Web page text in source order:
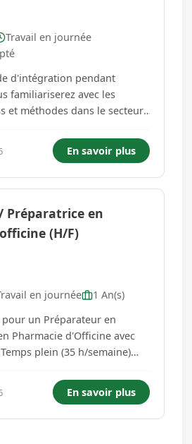
Travail en journée
d'intégration pendant
familiariserez avec les
et méthodes dans le secteur,
sourire et bienveillance les
En savoir plus
Préparatrice en
(H/F)
en journée
1 An(s)
un Préparateur en
Pharmacie d'Officine avec
plein (35 h/semaine)
expérience minimum de 1 an.
Obligatoire : Brevet
En savoir plus